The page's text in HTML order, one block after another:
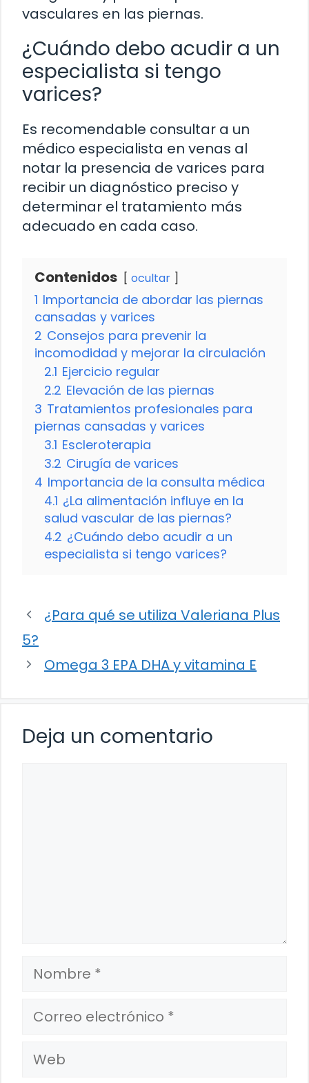
vasculares en las piernas.
¿Cuándo debo acudir a un
especialista si tengo
varices?
Es recomendable consultar a un
médico especialista en venas al
notar la presencia de varices para
recibir un diagnóstico preciso y
determinar el tratamiento más
adecuado en cada caso.
Contenidos ocultar
1 Importancia de abordar las piernas
cansadas y varices
2 Consejos para prevenir la
incomodidad y mejorar la circulación
2.1 Ejercicio regular
2.2 Elevación de las piernas
3 Tratamientos profesionales para
piernas cansadas y varices
3.1 Escleroterapia
3.2 Cirugía de varices
4 Importancia de la consulta médica
4.1 ¿La alimentación influye en la
salud vascular de las piernas?
4.2 ¿Cuándo debo acudir a un
especialista si tengo varices?
¿Para qué se utiliza Valeriana Plus
5?
Omega 3 EPA DHA y vitamina E
Deja un comentario
Nombre
Correo
electrónico
Web